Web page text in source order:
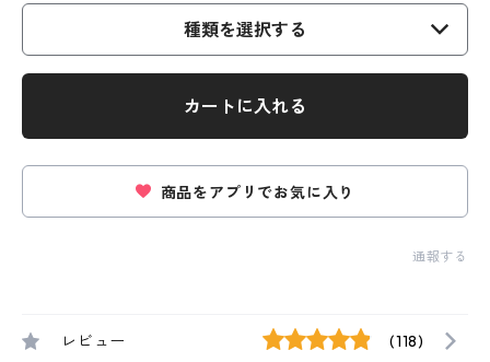
種類を選択する
カートに入れる
商品をアプリでお気に入り
通報する
レビュー (118)